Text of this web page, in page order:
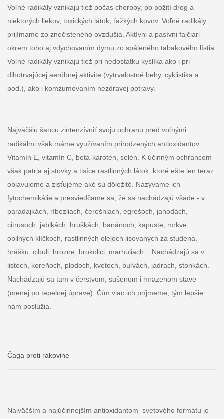
Voľné radikály vznikajú tiež počas choroby, po požití drog a
niektorých liekov, toxických látok, ťažkých kovov. Voľné radikály
prijímame zo znečisteného ovzdušia. Aktívni a pasívni fajčiari
okrem toho aj vdychovaním dymu zo spáleného tabakového lístia.
Voľné radikály vznikajú tiež pri nedostatku kyslíka ako i pri
dlhotrvajúcej aeróbnej aktivite (vytrvalostné behy, cyklistika a
pod.), ako i komzumovaním nezdravej potravy.
Najväčšiu šancu zintenzívniť svoju ochranu pred voľnými
radikálmi však máme využívaním prirodzených antioxidantov.
Vitamín E, vitamín C, beta-karotén, selén. K účinným ochrancom
však patria aj stovky a tisíce rastlinných látok, ktoré ešte len teraz
objavujeme a zisťujeme aké sú dôležité. Nazývame ich
fytochemikálie a presviedčame sa, že sa nachádzajú všade - v
paradajkách, ríbezliach, čerešniach, egrešoch, jahodách,
citrusoch, jablkách, hruškách, banánoch, kapuste, mrkve,
obilných klíčkoch, rastlinných olejoch lisovaných za studena,
hrášku, cibuli, hrozne, brokolici, marhuliach... Nachádzajú sa v
listoch, koreňoch, plodoch, kvetoch, buľvách, jadrách, stonkách.
Nachádzajú sa tam v čerstvom, sušenom i mrazenom stave
(menej po tepelnej úprave). Čím viac ich príjmeme, tým lepšie
nám poslúžia.
Čaga proti rakovine
Najväčším a najúčinnejším antioxidantom svetového formátu je